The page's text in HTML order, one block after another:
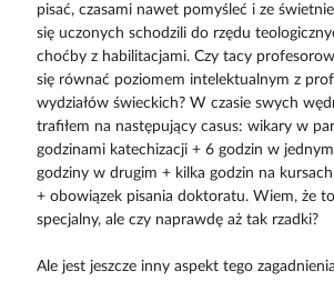
pisać, czasami nawet pomyśleć i ze
się uczonych schodzili do rzędu
choćby z habilitacjami. Czy tacy
się równać poziomem intelektualnym z
wydziałów świeckich? W czasie swych
trafiłem na następujący casus: wikary w
godzinami katechizacji + 6 godzin w
godziny w drugim + kilka godzin na
+ obowiązek pisania doktoratu. Wiem, że
specjalny, ale czy naprawdę aż tak rzadki?
Ale jest jeszcze inny aspekt tego